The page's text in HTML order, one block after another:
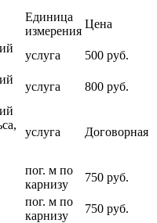
Единица
измерения
Цена
услуга
500 руб.
услуга
800 руб.
услуга Договорная
пог. м по
карнизу
750 руб.
пог. м по
карнизу
750 руб.